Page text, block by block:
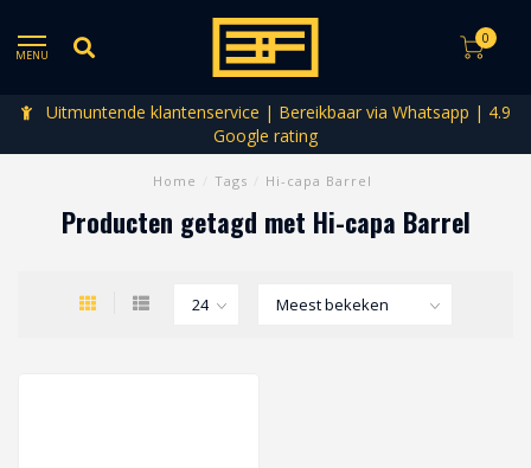
MENU
0
Uitmuntende klantenservice | Bereikbaar via Whatsapp | 4.9
Google rating
Home Tags Hi-capa Barrel
Producten getagd met Hi-capa Barrel